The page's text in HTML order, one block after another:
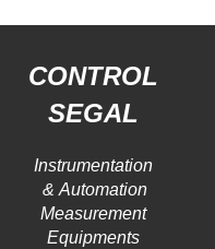
CONTROL
SEGAL
Instrumentation
Automation &
Measurement
Equipments